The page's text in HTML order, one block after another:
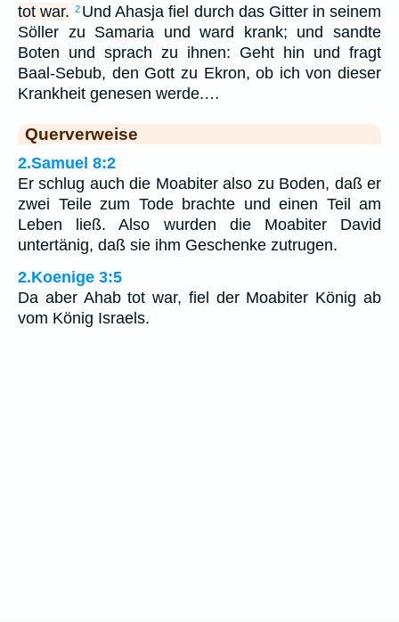
tot war. 2 Und Ahasja fiel durch das Gitter in seinem
Söller zu Samaria und ward krank; und sandte
Boten und sprach zu ihnen: Geht hin und fragt
Baal-Sebub, den Gott zu Ekron, ob ich von dieser
Krankheit genesen werde.…
Querverweise
2.Samuel 8:2
Er schlug auch die Moabiter also zu Boden, daß er
zwei Teile zum Tode brachte und einen Teil am
Leben ließ. Also wurden die Moabiter David
untertänig, daß sie ihm Geschenke zutrugen.
2.Koenige 3:5
Da aber Ahab tot war, fiel der Moabiter König ab
vom König Israels.